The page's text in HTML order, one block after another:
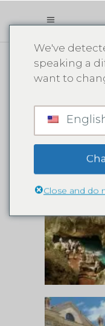
VENTE
We've
speaking a
want to
Close and do